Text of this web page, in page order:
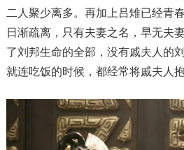
二人聚少离多。再加上吕雉已经青
日渐疏离，只有夫妻之名，早无夫
了刘邦生命的全部，没有戚夫人的
就连吃饭的时候，都经常将戚夫人抱